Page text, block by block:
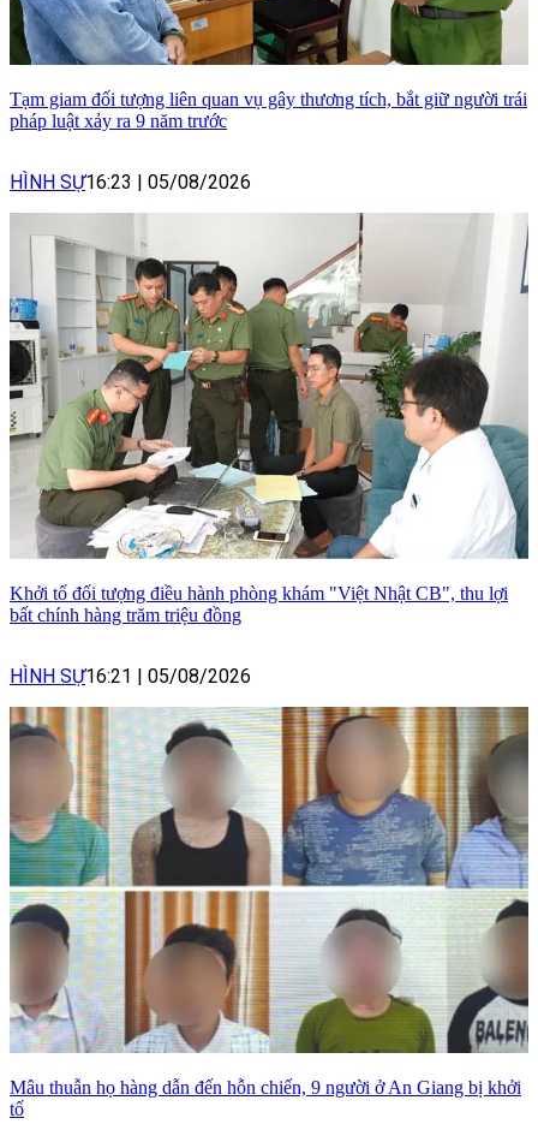
Tạm giam đối tượng liên quan vụ gây thương tích, bắt giữ người trái
pháp luật xảy ra 9 năm trước
HÌNH SỰ16:23 05/08/2026
Khởi tố đối tượng điều hành phòng khám "Việt Nhật CB", thu lợi
bất chính hàng trăm triệu đồng
HÌNH SỰ16:21 05/08/2026
Mâu thuẫn họ hàng dẫn đến hỗn chiến, 9 người ở An Giang bị khởi
tố